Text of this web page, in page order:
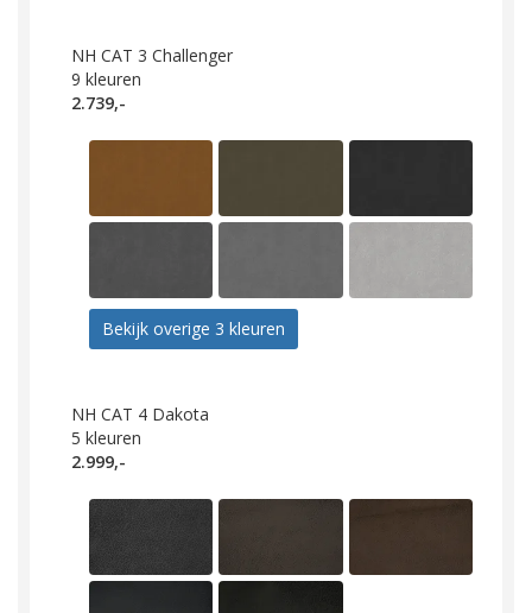
NH CAT 3 Challenger
9 kleuren
2.739,-
Bekijk overige 3 kleuren
NH CAT 4 Dakota
5 kleuren
2.999,-